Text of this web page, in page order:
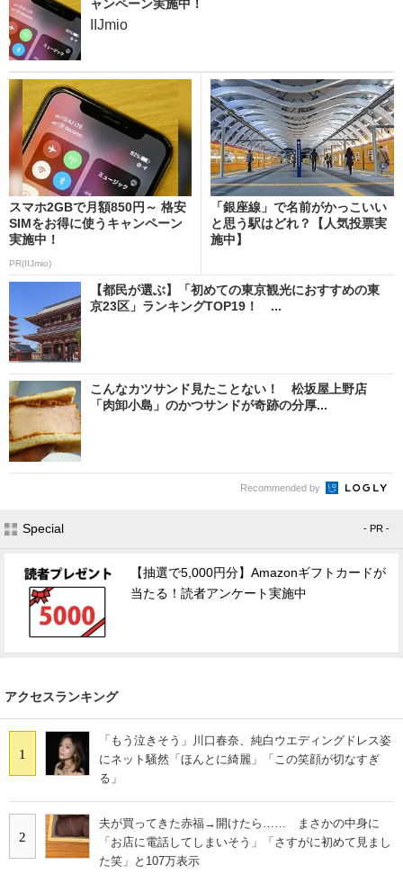
ャンペーン実施中！
IIJmio
スマホ2GBで月額850円～ 格安
SIMをお得に使うキャンペーン
実施中！
PR(IIJmio)
「銀座線」で名前がかっこいい
と思う駅はどれ？【人気投票実
施中】
【都民が選ぶ】「初めての東京観光におすすめの東
京23区」ランキングTOP19！ ...
こんなカツサンド見たことない！ 松坂屋上野店
「肉卸小島」のかつサンドが奇跡の分厚...
Recommended by
Special - PR -
【抽選で5,000円分】Amazonギフトカードが
当たる！読者アンケート実施中
アクセスランキング
1
「もう泣きそう」川口春奈、純白ウエディングドレス姿
にネット騒然「ほんとに綺麗」「この笑顔が切なすぎ
る」
2
夫が買ってきた赤福→開けたら…… まさかの中身に
「お店に電話してしまいそう」「さすがに初めて見まし
た笑」と107万表示